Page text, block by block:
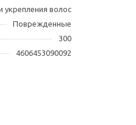
укрепления волос
Поврежденные
300
4606453090092